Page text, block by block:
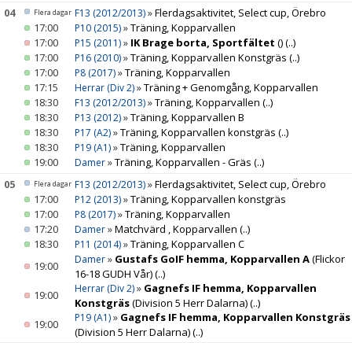
04
Flera dagar F13 (2012/2013)»Flerdagsaktivitet, Select cup, Örebro
17:00
P10 (2015)»Träning, Kopparvallen
17:00
P15 (2011)» IK Brage borta, Sportfältet ()(..)
17:00
P16 (2010)»Träning, Kopparvallen Konstgräs (..)
17:00
P8 (2017)»Träning, Kopparvallen
17:15
Herrar (Div 2)»Träning + Genomgång, Kopparvallen
18:30
F13 (2012/2013)»Träning, Kopparvallen (..)
18:30
P13 (2012)»Träning, Kopparvallen B
18:30
P17 (A2)»Träning, Kopparvallen konstgräs (..)
18:30
P19 (A1)»Träning, Kopparvallen
19:00
Damer»Träning, Kopparvallen - Gräs (..)
05
Flera dagar F13 (2012/2013)»Flerdagsaktivitet, Select cup, Örebro
17:00
P12 (2013)»Träning, Kopparvallen konstgräs
17:00
P8 (2017)»Träning, Kopparvallen
17:20
Damer»Matchvärd , Kopparvallen (..)
18:30
P11 (2014)»Träning, Kopparvallen C
19:00
Damer» Gustafs GoIF hemma, Kopparvallen A(Flickor
16-18 GUDH Vår)(..)
19:00
Herrar (Div 2)» Gagnefs IF hemma, Kopparvallen
Konstgräs(Division 5 Herr Dalarna)(..)
19:00
P19 (A1)» Gagnefs IF hemma, Kopparvallen Konstgräs
(Division 5 Herr Dalarna)(..)